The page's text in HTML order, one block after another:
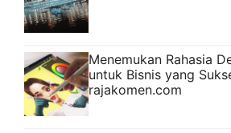
Menemukan Rahasia
untuk Bisnis yang
rajakomen.com